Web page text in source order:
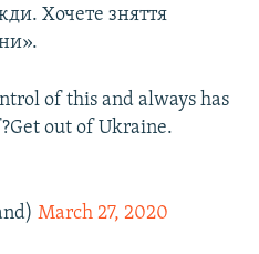
Хочете зняття
of this and always has
out of Ukraine.
March 27, 2020